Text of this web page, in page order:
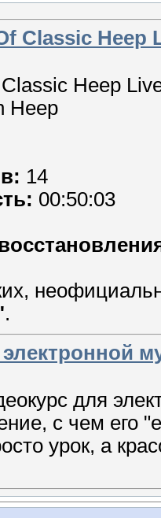
Classic Heep
Heep
Heep
14
00:50:03
.
для
с чем его
урок, а